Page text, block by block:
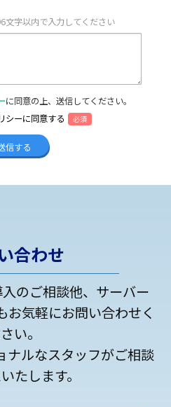
文字以内で入力してください
に同意の上、送信してください。
シーに同意する
必須
合わせ
のご相談他、サーバー
お気軽にお問い合わせく
い。
ナルなスタッフがご相談
たします。